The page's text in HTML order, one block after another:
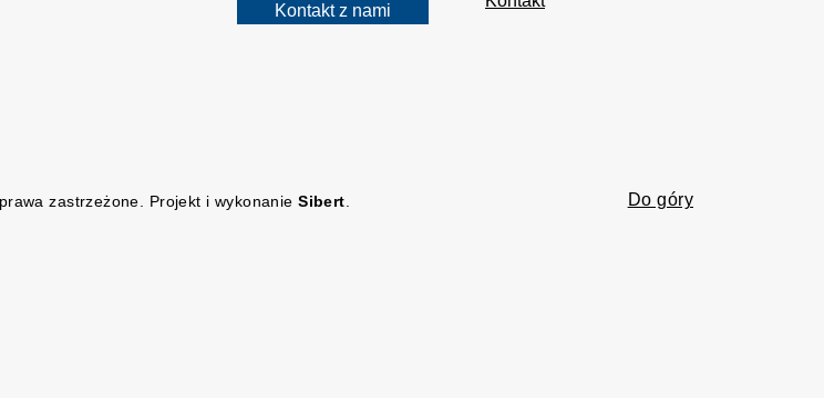
Kontakt z nami
zastrzeżone. Projekt i wykonanieSibert Do góry